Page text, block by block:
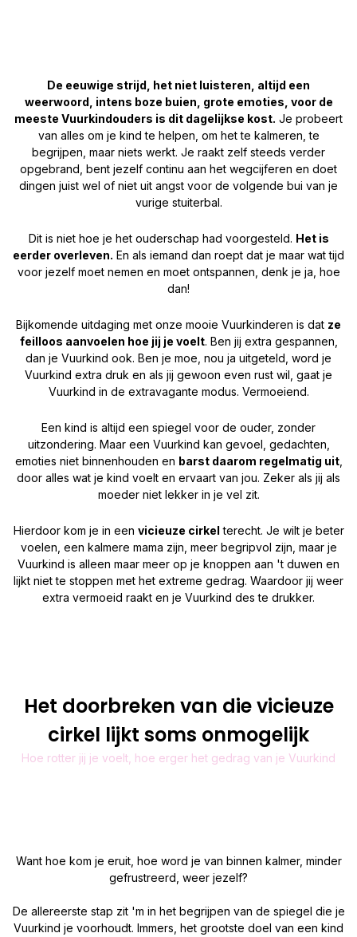
De eeuwige strijd, het niet luisteren, altijd een
weerwoord, intens boze buien, grote emoties, voor de
meeste Vuurkindouders is dit dagelijkse kost. Je probeert
van alles om je kind te helpen, om het te kalmeren, te
begrijpen, maar niets werkt. Je raakt zelf steeds verder
opgebrand, bent jezelf continu aan het wegcijferen en doet
dingen juist wel of niet uit angst voor de volgende bui van je
vurige stuiterbal.
Dit is niet hoe je het ouderschap had voorgesteld. Het is
eerder overleven. En als iemand dan roept dat je maar wat tijd
voor jezelf moet nemen en moet ontspannen, denk je ja, hoe
dan!
Bijkomende uitdaging met onze mooie Vuurkinderen is dat ze
feilloos aanvoelen hoe jij je voelt. Ben jij extra gespannen,
dan je Vuurkind ook. Ben je moe, nou ja uitgeteld, word je
Vuurkind extra druk en als jij gewoon even rust wil, gaat je
Vuurkind in de extravagante modus. Vermoeiend.
Een kind is altijd een spiegel voor de ouder, zonder
uitzondering. Maar een Vuurkind kan gevoel, gedachten,
emoties niet binnenhouden en barst daarom regelmatig uit,
door alles wat je kind voelt en ervaart van jou. Zeker als jij als
moeder niet lekker in je vel zit.
Hierdoor kom je in een vicieuze cirkel terecht. Je wilt je beter
voelen, een kalmere mama zijn, meer begripvol zijn, maar je
Vuurkind is alleen maar meer op je knoppen aan 't duwen en
lijkt niet te stoppen met het extreme gedrag. Waardoor jij weer
extra vermoeid raakt en je Vuurkind des te drukker.
Het doorbreken van die vicieuze
cirkel lijkt soms onmogelijk
Hoe rotter jij je voelt, hoe erger het gedrag van je Vuurkind
Want hoe kom je eruit, hoe word je van binnen kalmer, minder
gefrustreerd, weer jezelf?
De allereerste stap zit 'm in het begrijpen van de spiegel die je
Vuurkind je voorhoudt. Immers, het grootste doel van een kind